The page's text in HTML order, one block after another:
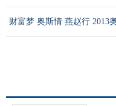
财富梦 奥斯情 燕赵行 2013